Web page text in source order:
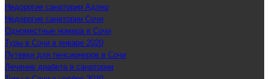
Недорогие санатории Адлер
Недорогие санатории Сочи
Одноместные номера в Сочи
Туры в Сочи в январе 2020
Путевки для пенсионеров в Сочи
Лечение диабета в санатории